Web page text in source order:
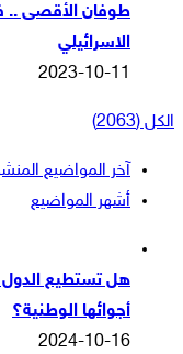
طوفان الأقصى ..
الاسرائيلي
2023-10-11
الكل (2063)
آخر المواضيع
أشهر المواضيع
هل تستطيع الدول
أجوائها الوطنية؟
2024-10-16